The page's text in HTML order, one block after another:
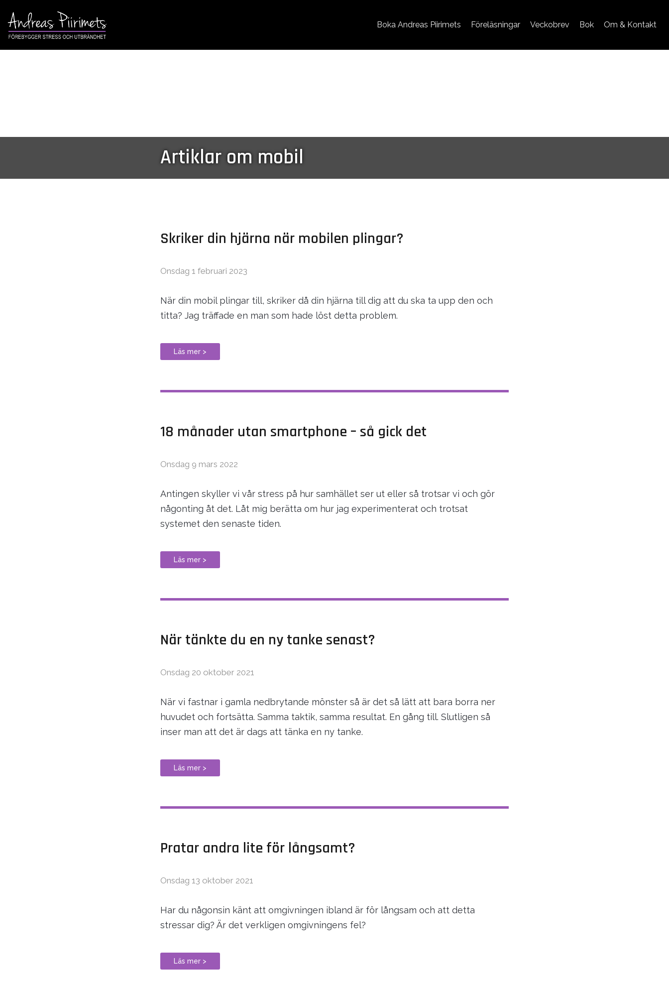
Boka Andreas Piirimets Föreläsningar Veckobrev Bok Om & Kontakt
Artiklar om mobil
Skriker din hjärna när mobilen plingar?
Onsdag 1 februari 2023
När din mobil plingar till, skriker då din hjärna till dig att du ska ta upp den och
titta? Jag träffade en man som hade löst detta problem.
Läs mer >
18 månader utan smartphone – så gick det
Onsdag 9 mars 2022
Antingen skyller vi vår stress på hur samhället ser ut eller så trotsar vi och gör
någonting åt det. Låt mig berätta om hur jag experimenterat och trotsat
systemet den senaste tiden.
Läs mer >
När tänkte du en ny tanke senast?
Onsdag 20 oktober 2021
När vi fastnar i gamla nedbrytande mönster så är det så lätt att bara borra ner
huvudet och fortsätta. Samma taktik, samma resultat. En gång till. Slutligen så
inser man att det är dags att tänka en ny tanke.
Läs mer >
Pratar andra lite för långsamt?
Onsdag 13 oktober 2021
Har du någonsin känt att omgivningen ibland är för långsam och att detta
stressar dig? Är det verkligen omgivningens fel?
Läs mer >